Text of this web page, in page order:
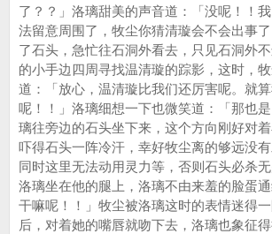
了？？」洛璃甜美的声音道：「没呢！！
法留意周围了，牧尘你猜清璇会不会出事
了石头，急忙往石洞外看去，只见石洞外
的小手边四周寻找温清璇的踪影，这时，
道：「放心，温清璇比我们还厉害呢。就
呢！！」洛璃细想一下也微笑道：「那也
璃往旁边的石头坐下来，这个方向刚好对
吓得石头一阵冷汗，幸好牧尘离的够远没
同时这里无法动用灵力等，否则石头必杀
洛璃坐在他的腿上，洛璃不由来羞的脸蛋
干嘛呢！！」牧尘被洛璃这时的表情迷得
后，对着她的嘴唇就吻下去，洛璃也象征